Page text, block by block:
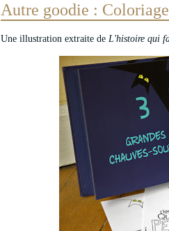
Autre goodie :
Une illustration extraite de L'histoire qui